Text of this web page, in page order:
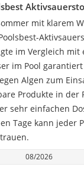
mit klarem
im Vergleich mit
im Pool
Algen zum
Produkte in der
sehr einfachen
Tage kann jeder
08/2026